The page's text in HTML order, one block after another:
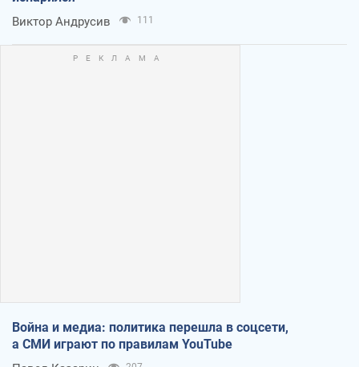
Виктор Андрусив 111
Война и медиа: политика перешла в соцсети,
а СМИ играют по правилам YouTube